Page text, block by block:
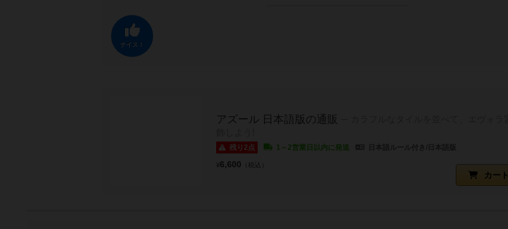
ナイス！
アズール 日本語版の通販
残り2点 1～2営業日以内に発送
カー
¥6,600 （税込）